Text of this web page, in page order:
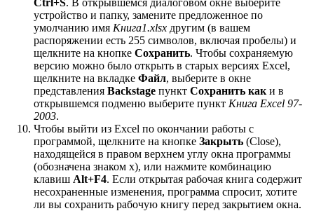
устройство и папку, замените предложенное по
умолчанию имя Книга1.xlsx другим (в вашем
распоряжении есть 255 символов, включая пробелы) и
щелкните на кнопке Сохранить. Чтобы сохраняемую
версию можно было открыть в старых версиях Excel,
щелкните на вкладке Файл, выберите в окне
представления Backstage пункт Сохранить как и в
открывшемся подменю выберите пункт Книга Excel 97-
2003.
Чтобы выйти из Excel по окончании работы с
программой, щелкните на кнопке Закрыть (Close),
находящейся в правом верхнем углу окна программы
(обозначена знаком x), или нажмите комбинацию
клавиш Alt+F4. Если открытая рабочая книга содержит
несохраненные изменения, программа спросит, хотите
ли вы сохранить рабочую книгу перед закрытием окна.